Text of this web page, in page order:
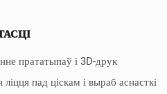
прататыпаў і 3D-друк
пад ціскам і выраб аснасткі